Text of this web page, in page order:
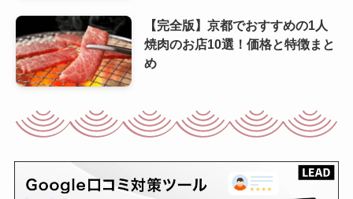
【完全版】京都でおすすめの1人
焼肉のお店10選！価格と特徴まと
め